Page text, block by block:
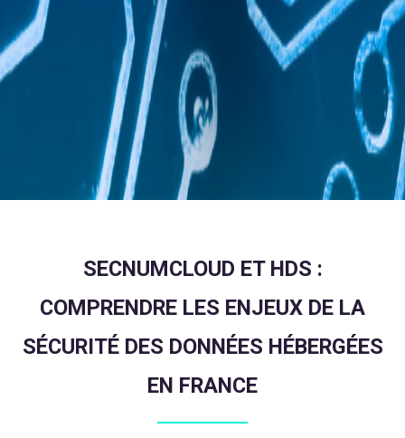
SECNUMCLOUD ET HDS :
COMPRENDRE LES ENJEUX DE LA
SÉCURITÉ DES DONNÉES HÉBERGÉES
EN FRANCE